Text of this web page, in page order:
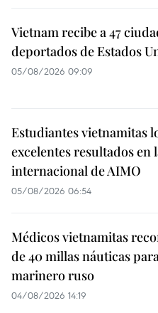
Vietnam recibe a 47
deportados de Estados
05/08/2026 09:09
Estudiantes vietnamitas
excelentes resultados en
internacional de AIMO
05/08/2026 06:54
Médicos vietnamitas
de 40 millas náuticas
marinero ruso
04/08/2026 14:19